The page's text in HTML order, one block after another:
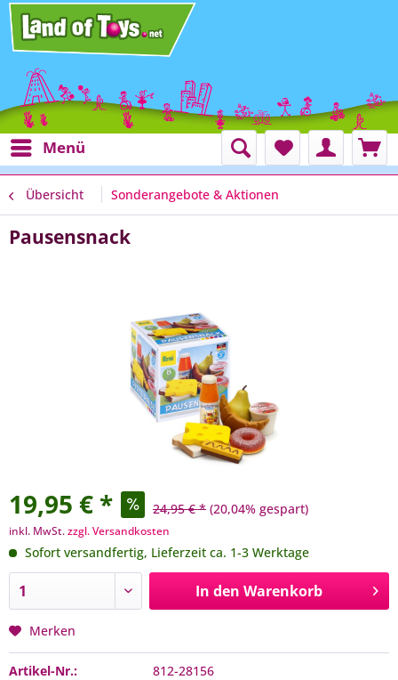
Menü
Übersicht Sonderangebote & Aktionen
Pausensnack
19,95 € * 24,95 € * (20,04% gespart)
inkl. MwSt.zzgl. Versandkosten
Sofort versandfertig, Lieferzeit ca. 1-3 Werktage
In den Warenkorb
Merken
Artikel-Nr.: 812-28156